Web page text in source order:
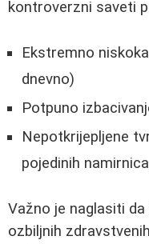
kontroverzni saveti
Ekstremno
dnevno)
Potpuno
Nepotkrijepljene
pojedinih namirnica
Važno je naglasiti
ozbiljnih